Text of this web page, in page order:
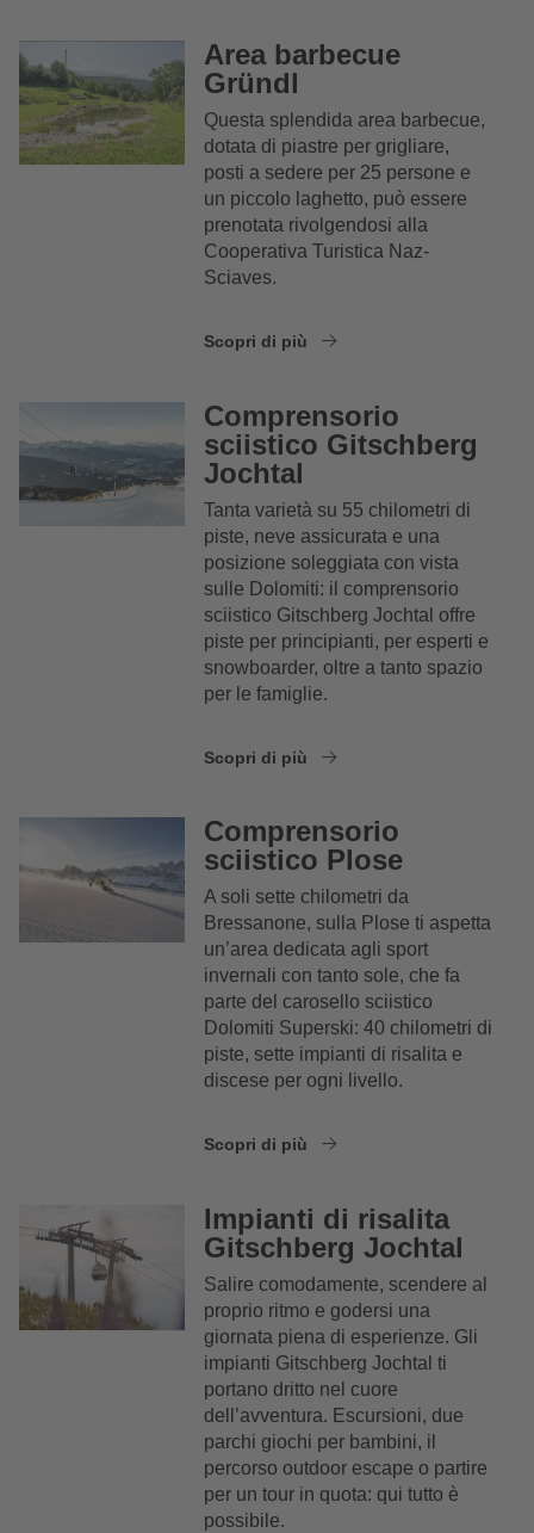
Area barbecue
Gründl
Questa splendida area barbecue,
dotata di piastre per grigliare,
posti a sedere per 25 persone e
un piccolo laghetto, può essere
prenotata rivolgendosi alla
Cooperativa Turistica Naz-
Sciaves.
Scopri di più
Comprensorio
sciistico Gitschberg
Jochtal
Tanta varietà su 55 chilometri di
piste, neve assicurata e una
posizione soleggiata con vista
sulle Dolomiti: il comprensorio
sciistico Gitschberg Jochtal offre
piste per principianti, per esperti e
snowboarder, oltre a tanto spazio
per le famiglie.
Scopri di più
Comprensorio
sciistico Plose
A soli sette chilometri da
Bressanone, sulla Plose ti aspetta
un’area dedicata agli sport
invernali con tanto sole, che fa
parte del carosello sciistico
Dolomiti Superski: 40 chilometri di
piste, sette impianti di risalita e
discese per ogni livello.
Scopri di più
Impianti di risalita
Gitschberg Jochtal
Salire comodamente, scendere al
proprio ritmo e godersi una
giornata piena di esperienze. Gli
impianti Gitschberg Jochtal ti
portano dritto nel cuore
dell’avventura. Escursioni, due
parchi giochi per bambini, il
percorso outdoor escape o partire
per un tour in quota: qui tutto è
possibile.